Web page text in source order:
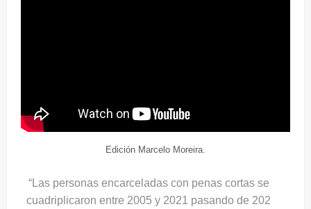
Edición Marcelo Moreira.
“Las personas encarceladas con penas cortas se
cuadriplicaron entre 2005 y 2021 pasando de 202